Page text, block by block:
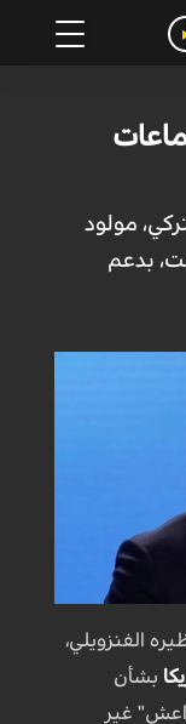
مولود
بدعم
الفنزويلي،
بشأن
غير